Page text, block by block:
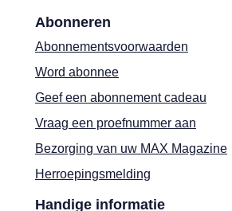
Abonneren
Abonnementsvoorwaarden
Word abonnee
Geef een abonnement cadeau
Vraag een proefnummer aan
Bezorging van uw MAX Magazine
Herroepingsmelding
Handige informatie